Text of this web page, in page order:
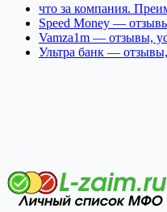
что за компания.
Speed Money —
Vamza1m — отзывы,
Ультра банк —